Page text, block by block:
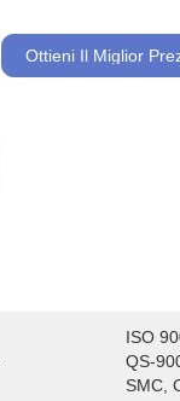
Ottieni Il Miglior
ISO
QS-
SMC,